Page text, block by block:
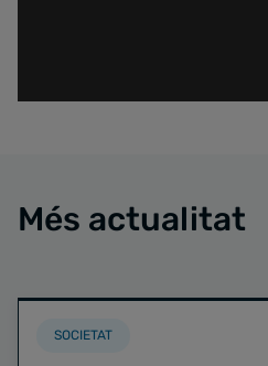
Més actualitat
SOCIETAT